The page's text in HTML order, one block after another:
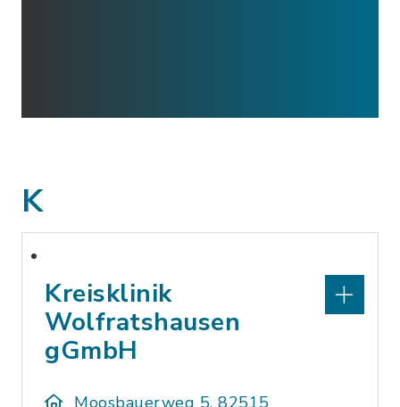
K
Kreisklinik
Wolfratshausen
gGmbH
Moosbauerweg 5, 82515